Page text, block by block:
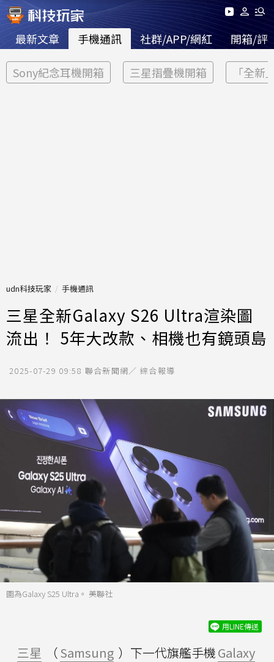
最新文章 手機通訊 社群/APP/網紅 開箱/評
Sony紀念耳機開箱 三星摺疊機開箱 「全新
udn科技玩家 手機通訊
三星全新Galaxy S26 Ultra渲染圖
流出！ 5年大改款、相機也有鏡頭島
2025-07-29 09:58 聯合新聞網／ 綜合報導
圖為Galaxy S25 Ultra。 美聯社
用LINE傳送
三星 （Samsung ）下一代旗艦手機Galaxy